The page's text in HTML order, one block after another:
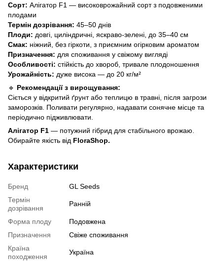
Сорт: Алігатор F1 — високоврожайний сорт з подовженими
плодами
Термін дозрівання: 45–50 днів
Плоди: довгі, циліндричні, яскраво-зелені, до 35–40 см
Смак: ніжний, без гіркоти, з приємним огірковим ароматом
Призначення: для споживання у свіжому вигляді
Особливості: стійкість до хвороб, тривале плодоношення
Урожайність: дуже висока — до 20 кг/м²
🔹 Рекомендації з вирощування:
Сіється у відкритий ґрунт або теплицю в травні, після загрози
заморозків. Поливати регулярно, надавати сонячне місце та
періодично підживлювати.
Алігатор F1 — потужний гібрид для стабільного врожаю.
Обирайте якість від FloraShop.
Характеристики
Бренд
GL Seeds
Термін
дозрівання
Ранній
Форма плоду
Подовжена
Призначення
Свіже споживання
Країна
походження
Україна